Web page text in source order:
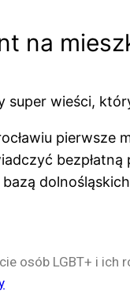
na
super wieści,
pierwsze
osób LGBT+ i ich